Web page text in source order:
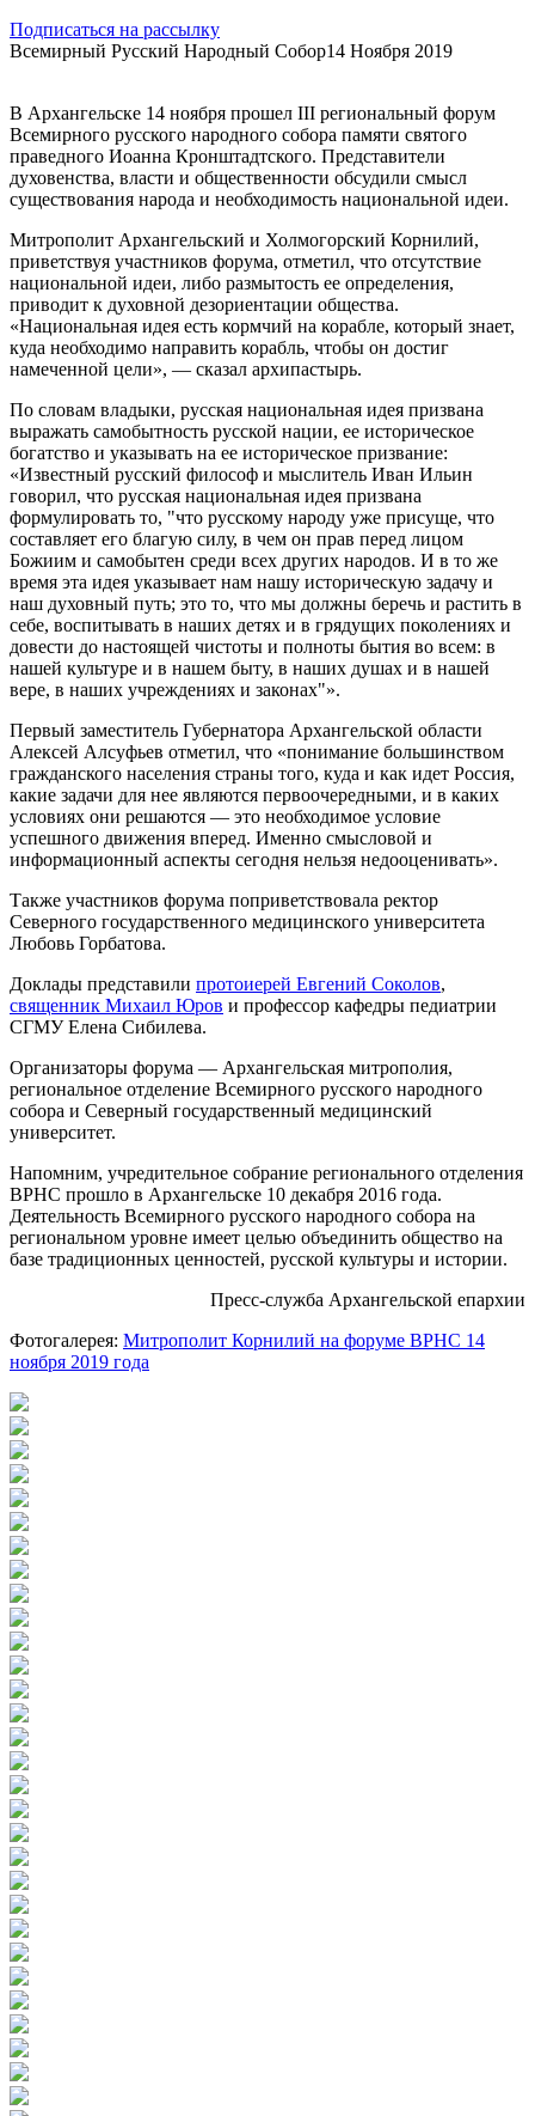
Подписаться на рассылку
Всемирный Русский Народный Собор14 Ноября 2019
В Архангельске 14 ноября прошел III региональный форум
Всемирного русского народного собора памяти святого
праведного Иоанна Кронштадтского. Представители
духовенства, власти и общественности обсудили смысл
существования народа и необходимость национальной идеи.
Митрополит Архангельский и Холмогорский Корнилий,
приветствуя участников форума, отметил, что отсутствие
национальной идеи, либо размытость ее определения,
приводит к духовной дезориентации общества.
«Национальная идея есть кормчий на корабле, который знает,
куда необходимо направить корабль, чтобы он достиг
намеченной цели», — сказал архипастырь.
По словам владыки, русская национальная идея призвана
выражать самобытность русской нации, ее историческое
богатство и указывать на ее историческое призвание:
«Известный русский философ и мыслитель Иван Ильин
говорил, что русская национальная идея призвана
формулировать то, "что русскому народу уже присуще, что
составляет его благую силу, в чем он прав перед лицом
Божиим и самобытен среди всех других народов. И в то же
время эта идея указывает нам нашу историческую задачу и
наш духовный путь; это то, что мы должны беречь и растить в
себе, воспитывать в наших детях и в грядущих поколениях и
довести до настоящей чистоты и полноты бытия во всем: в
нашей культуре и в нашем быту, в наших душах и в нашей
вере, в наших учреждениях и законах"».
Первый заместитель Губернатора Архангельской области
Алексей Алсуфьев отметил, что «понимание большинством
гражданского населения страны того, куда и как идет Россия,
какие задачи для нее являются первоочередными, и в каких
условиях они решаются — это необходимое условие
успешного движения вперед. Именно смысловой и
информационный аспекты сегодня нельзя недооценивать».
Также участников форума поприветствовала ректор
Северного государственного медицинского университета
Любовь Горбатова.
Доклады представили протоиерей Евгений Соколов,
священник Михаил Юров и профессор кафедры педиатрии
СГМУ Елена Сибилева.
Организаторы форума — Архангельская митрополия,
региональное отделение Всемирного русского народного
собора и Северный государственный медицинский
университет.
Напомним, учредительное собрание регионального отделения
ВРНС прошло в Архангельске 10 декабря 2016 года.
Деятельность Всемирного русского народного собора на
региональном уровне имеет целью объединить общество на
базе традиционных ценностей, русской культуры и истории.
Пресс-служба Архангельской епархии
Фотогалерея: Митрополит Корнилий на форуме ВРНС 14
ноября 2019 года